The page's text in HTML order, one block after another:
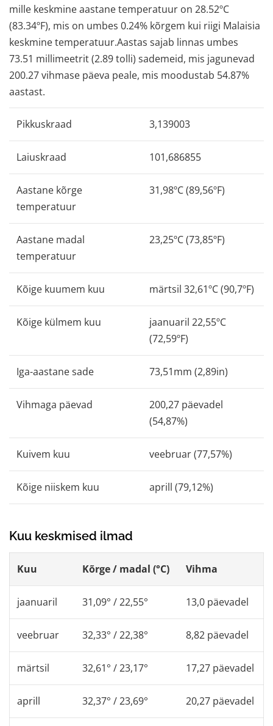
mille keskmine aastane temperatuur on 28.52ºC
(83.34ºF), mis on umbes 0.24% kõrgem kui riigi Malaisia
keskmine temperatuur.Aastas sajab linnas umbes
73.51 millimeetrit (2.89 tolli) sademeid, mis jagunevad
200.27 vihmase päeva peale, mis moodustab 54.87%
aastast.
Pikkuskraad 3,139003
Laiuskraad 101,686855
Aastane kõrge
temperatuur
31,98ºC (89,56ºF)
Aastane madal
temperatuur
23,25ºC (73,85ºF)
Kõige kuumem kuu märtsil 32,61ºC (90,7ºF)
Kõige külmem kuu
jaanuaril 22,55ºC
(72,59ºF)
Iga-aastane sade 73,51mm (2,89in)
Vihmaga päevad
200,27 päevadel
(54,87%)
Kuivem kuu veebruar (77,57%)
Kõige niiskem kuu aprill (79,12%)
Kuu keskmised ilmad
Kuu Kõrge / madal (°C) Vihma
jaanuaril 31,09° / 22,55° 13,0 päevadel
veebruar 32,33° / 22,38° 8,82 päevadel
märtsil 32,61° / 23,17° 17,27 päevadel
aprill 32,37° / 23,69° 20,27 päevadel